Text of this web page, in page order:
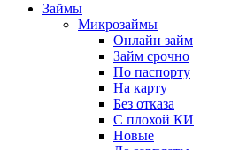
Займы
Микрозаймы
Онлайн займ
Займ срочно
По паспорту
На карту
Без отказа
С плохой КИ
Новые